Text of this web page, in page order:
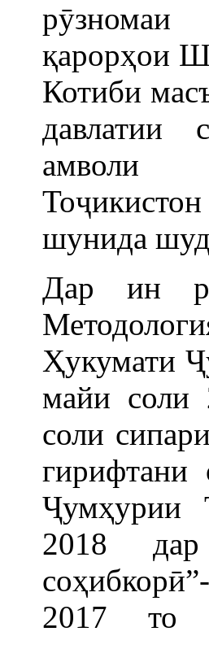
қарорҳои
Котиби
давлатии
амволи
шунида
Дар ин
Ҳукумати
майи соли
соли
гирифтани
Ҷумҳурии
2018 дар
2017 то